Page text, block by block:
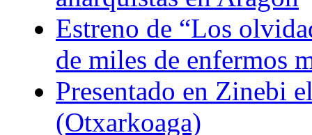
Estreno de “Los
de miles de enfermos
Presentado en Zinebi
(Otxarkoaga)